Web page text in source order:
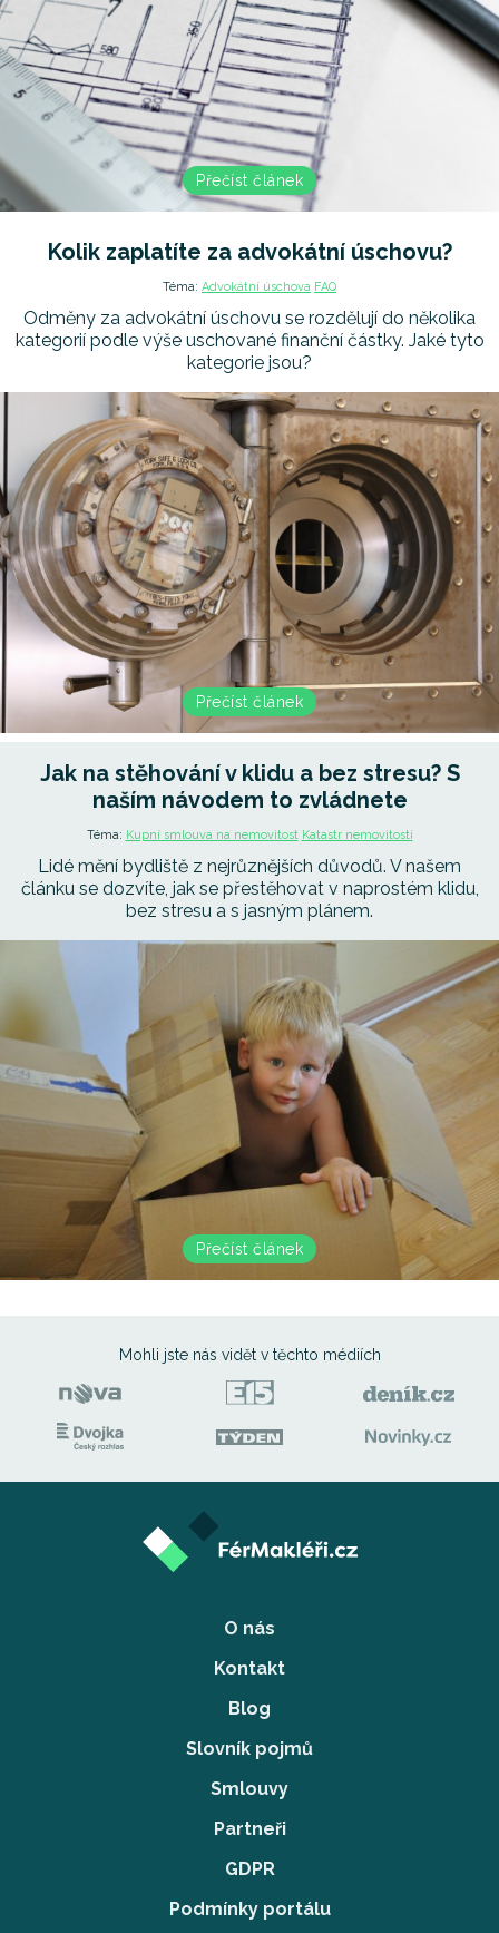
Přečíst článek
Kolik zaplatíte za advokátní úschovu?
Téma: Advokátní úschova FAQ
Odměny za advokátní úschovu se rozdělují do několika
kategorií podle výše uschované finanční částky. Jaké tyto
kategorie jsou?
Přečíst článek
Jak na stěhování v klidu a bez stresu? S
naším návodem to zvládnete
Téma: Kupní smlouva na nemovitost Katastr nemovitostí
Lidé mění bydliště z nejrůznějších důvodů. V našem
článku se dozvíte, jak se přestěhovat v naprostém klidu,
bez stresu a s jasným plánem.
Přečíst článek
Mohli jste nás vidět v těchto médiích
O nás
Kontakt
Blog
Slovník pojmů
Smlouvy
Partneři
GDPR
Podmínky portálu